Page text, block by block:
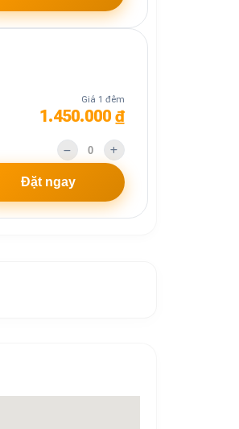
Giá 1 đêm
1.450.000 ₫
Đặt ngay